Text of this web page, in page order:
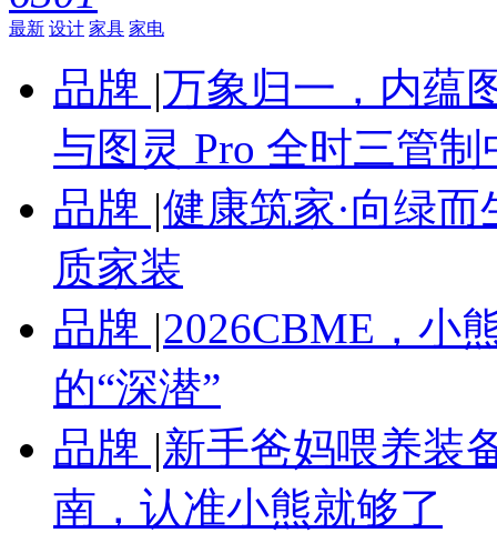
最新 设计 家具 家电
品牌 |万象归一，内蕴
与图灵 Pro 全时三管
品牌 |健康筑家·向绿
质家装
品牌 |2026CBME，小
的“深潜”
品牌 |新手爸妈喂养装
南，认准小熊就够了